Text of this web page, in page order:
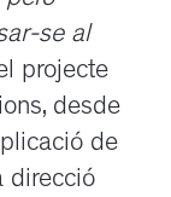
se al
projecte
desde
de
direcció